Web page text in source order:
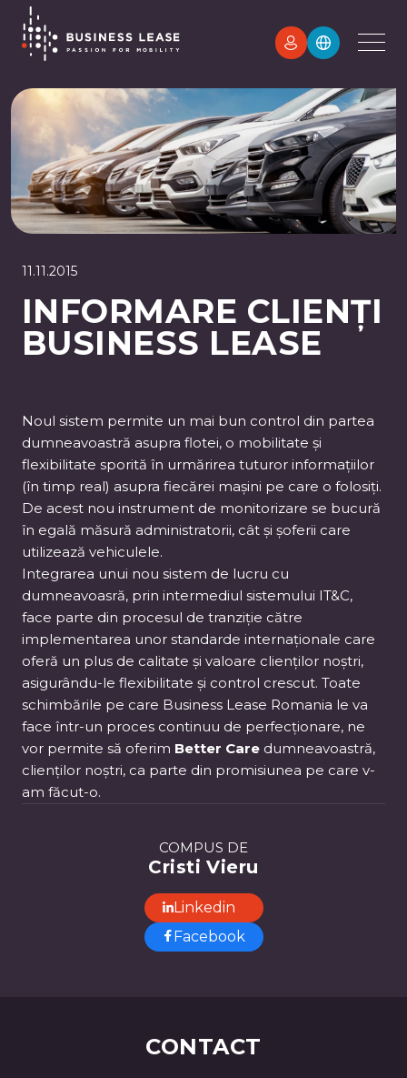
COMPUS DE
Cristi Vieru
Linkedin
Facebook
11.11.2015
INFORMARE CLIENȚI
BUSINESS LEASE
Noul sistem permite un mai bun control din partea
dumneavoastră asupra flotei, o mobilitate și
flexibilitate sporită în urmărirea tuturor informațiilor
(în timp real) asupra fiecărei mașini pe care o folosiți.
De acest nou instrument de monitorizare se bucură
în egală măsură administratorii, cât și șoferii care
utilizează vehiculele.
Integrarea unui nou sistem de lucru cu
dumneavoasră, prin intermediul sistemului IT&C,
face parte din procesul de tranziție către
implementarea unor standarde internaționale care
oferă un plus de calitate și valoare clienților noștri,
asigurându-le flexibilitate și control crescut. Toate
schimbările pe care Business Lease Romania le va
face într-un proces continuu de perfecționare, ne
vor permite să oferim Better Care dumneavoastră,
clienților noștri, ca parte din promisiunea pe care v-
am făcut-o.
CONTACT